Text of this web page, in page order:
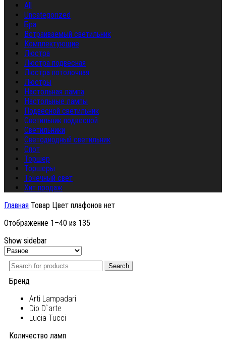
All
Uncategorized
Бра
Встраиваемый светильник
Комплектующие
Люстра
Люстра подвесная
Люстра потолочная
Люстры
Настольная лампа
Настольные лампы
Подвесной светильник
Светильник подвесной
Светильники
Светодиодный светильник
Спот
Торшер
Торшеры
Точечный свет
Хит продаж
Главная Товар Цвет плафонов нет
Отображение 1–40 из 135
Show sidebar
Search
Бренд
Arti Lampadari
Dio D`arte
Lucia Tucci
Количество ламп